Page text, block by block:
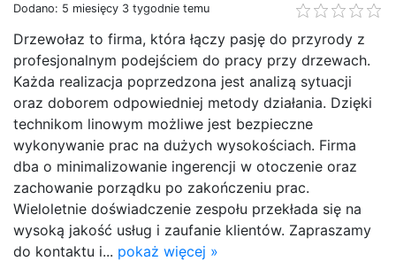
Dodano: 5 miesięcy 3 tygodnie temu
Drzewołaz to firma, która łączy pasję do przyrody z
profesjonalnym podejściem do pracy przy drzewach.
Każda realizacja poprzedzona jest analizą sytuacji
oraz doborem odpowiedniej metody działania. Dzięki
technikom linowym możliwe jest bezpieczne
wykonywanie prac na dużych wysokościach. Firma
dba o minimalizowanie ingerencji w otoczenie oraz
zachowanie porządku po zakończeniu prac.
Wieloletnie doświadczenie zespołu przekłada się na
wysoką jakość usług i zaufanie klientów. Zapraszamy
do kontaktu i... pokaż więcej »